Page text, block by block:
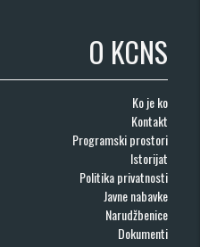
O KCNS
Ko je ko
Kontakt
Programski prostori
Istorijat
Politika privatnosti
Javne nabavke
Narudžbenice
Dokumenti